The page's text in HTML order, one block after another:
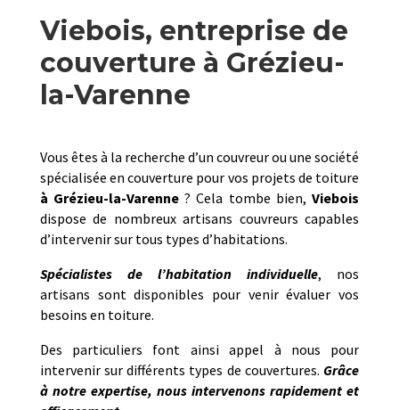
Viebois, entreprise de
couverture à Grézieu-
la-Varenne
Vous êtes à la recherche d’un couvreur ou une société
spécialisée en couverture pour vos projets de toiture
à Grézieu-la-Varenne ? Cela tombe bien,Viebois
dispose de nombreux artisans couvreurs capables
d’intervenir sur tous types d’habitations.
Spécialistes de l’habitation individuelle, nos
artisans sont disponibles pour venir évaluer vos
besoins en toiture.
Des particuliers font ainsi appel à nous pour
intervenir sur différents types de couvertures. Grâce
à notre expertise, nous intervenons rapidement et